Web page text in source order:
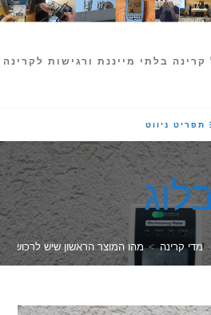
מייננת ורגישות לקרינה
> מהו המוצר הראשון שיש לרכוש בתחום